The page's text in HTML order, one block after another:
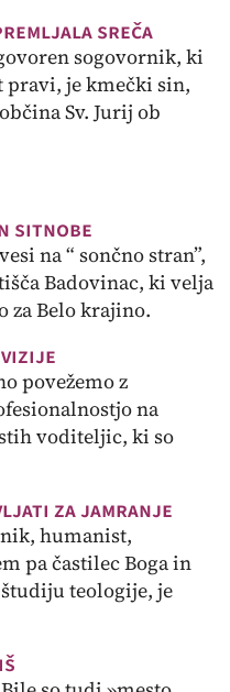
sreča
sogovornik, ki
je kmečki sin,
Sv. Jurij ob
sitnobe
na “ sončno stran”,
Badovinac, ki velja
za Belo krajino.
povežemo z
na
voditeljic, ki so
za jamranje
humanist,
pa častilec Boga in
teologije, je